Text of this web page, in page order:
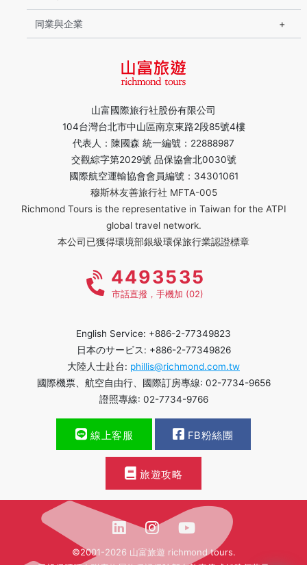
山富國際旅行社股份有限公司
104台灣台北市中山區南京東路2段85號4樓
代表人：陳國森 統一編號：22888987
交觀綜字第2029號 品保協會北0030號
國際航空運輸協會會員編號：34301061
穆斯林友善旅行社 MFTA-005
Richmond Tours is the representative in Taiwan for the ATPI
global travel network.
本公司已獲得環境部銀級環保旅行業認證標章
同業與企業
4493535
市話直撥，手機加 (02)
English Service: +886-2-77349823
日本のサービス: +886-2-77349826
大陸人士赴台: phillis@richmond.com.tw
國際機票、航空自由行、國際訂房專線: 02-7734-9656
證照專線: 02-7734-9766
線上客服 FB粉絲團
旅遊攻略
©2001-2026 山富旅遊 richmond tours.